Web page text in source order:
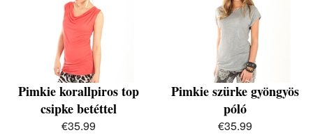
Pimkie korallpiros top
csipke betéttel
€35.99
Pimkie szürke gyöngyös
póló
€35.99